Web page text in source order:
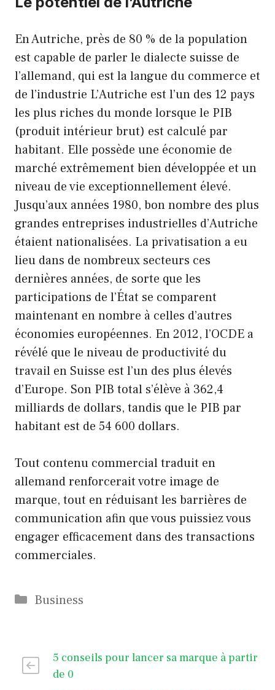
En Autriche, près de 80 % de la population
est capable de parler le dialecte suisse de
l’allemand, qui est la langue du commerce et
de l’industrie L’Autriche est l’un des 12 pays
les plus riches du monde lorsque le PIB
(produit intérieur brut) est calculé par
habitant. Elle possède une économie de
marché extrêmement bien développée et un
niveau de vie exceptionnellement élevé.
Jusqu’aux années 1980, bon nombre des plus
grandes entreprises industrielles d’Autriche
étaient nationalisées. La privatisation a eu
lieu dans de nombreux secteurs ces
dernières années, de sorte que les
participations de l’État se comparent
maintenant en nombre à celles d’autres
économies européennes. En 2012, l’OCDE a
révélé que le niveau de productivité du
travail en Suisse est l’un des plus élevés
d’Europe. Son PIB total s’élève à 362,4
milliards de dollars, tandis que le PIB par
habitant est de 54 600 dollars.
Tout contenu commercial traduit en
allemand renforcerait votre image de
marque, tout en réduisant les barrières de
communication afin que vous puissiez vous
engager efficacement dans des transactions
commerciales.
Catégories
Business
5 conseils pour lancer sa marque à partir
de 0